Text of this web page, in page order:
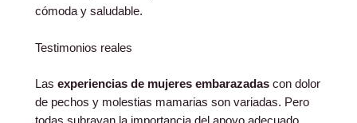
cómoda y saludable.
Testimonios reales
Las experiencias de mujeres embarazadas con dolor
de pechos y molestias mamarias son variadas. Pero